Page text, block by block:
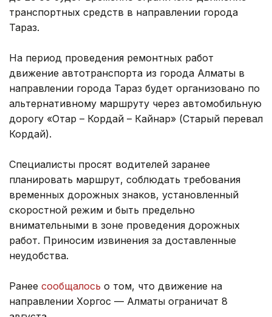
транспортных средств в направлении города
Тараз.
На период проведения ремонтных работ
движение автотранспорта из города Алматы в
направлении города Тараз будет организовано по
альтернативному маршруту через автомобильную
дорогу «Отар – Кордай – Кайнар» (Старый перевал
Кордай).
Специалисты просят водителей заранее
планировать маршрут, соблюдать требования
временных дорожных знаков, установленный
скоростной режим и быть предельно
внимательными в зоне проведения дорожных
работ. Приносим извинения за доставленные
неудобства.
Ранее сообщалось о том, что движение на
направлении Хоргос — Алматы ограничат 8